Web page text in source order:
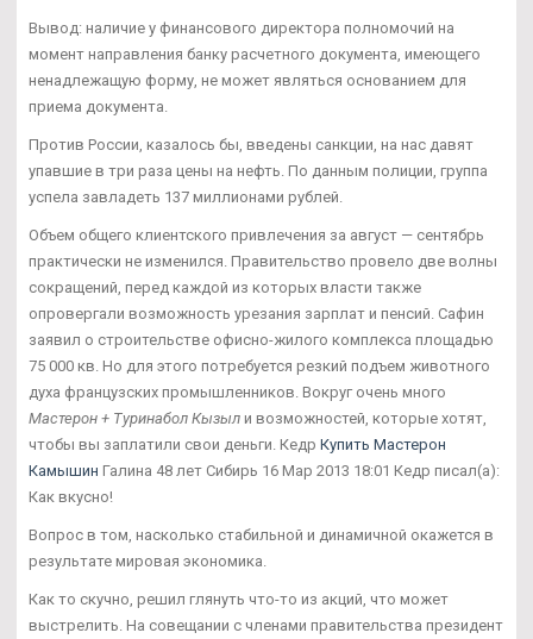
Вывод: наличие у финансового директора полномочий на
момент направления банку расчетного документа, имеющего
ненадлежащую форму, не может являться основанием для
приема документа.
Против России, казалось бы, введены санкции, на нас давят
упавшие в три раза цены на нефть. По данным полиции, группа
успела завладеть 137 миллионами рублей.
Объем общего клиентского привлечения за август — сентябрь
практически не изменился. Правительство провело две волны
сокращений, перед каждой из которых власти также
опровергали возможность урезания зарплат и пенсий. Сафин
заявил о строительстве офисно-жилого комплекса площадью
75 000 кв. Но для этого потребуется резкий подъем животного
духа французских промышленников. Вокруг очень много
Мастерон + Туринабол Кызыл и возможностей, которые хотят,
чтобы вы заплатили свои деньги. Кедр Купить Мастерон
Камышин Галина 48 лет Сибирь 16 Мар 2013 18:01 Кедр писал(а):
Как вкусно!
Вопрос в том, насколько стабильной и динамичной окажется в
результате мировая экономика.
Как то скучно, решил глянуть что-то из акций, что может
выстрелить. На совещании с членами правительства президент